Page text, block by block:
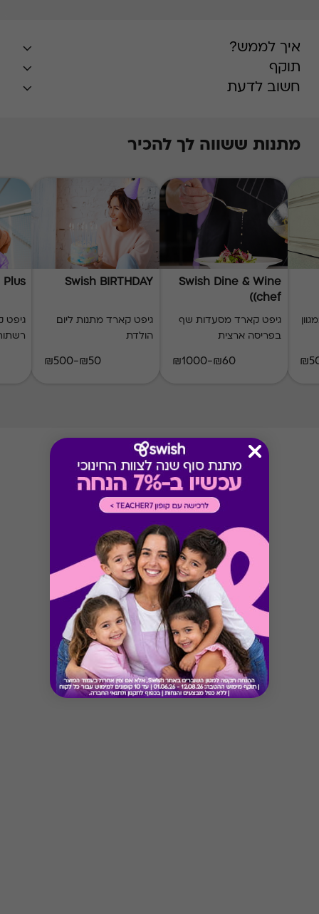
איך לממש?
תוקף
חשוב לדעת
מתנות ששווה לך להכיר
Swish Dine & Wine
(chef)
גיפט קארד מסעדות שף
בפריסה ארצית
₪60-₪1000
Swish BIRTHDAY
גיפט קארד מתנות ליום
הולדת
₪50-₪500
Plus